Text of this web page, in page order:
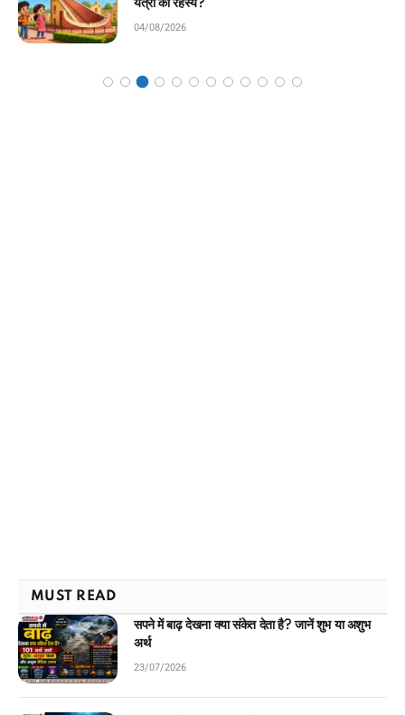
MUST READ
सपने में बाढ़ देखना क्या संकेत देता है? जानें शुभ या अशुभ
अर्थ
23/07/2026